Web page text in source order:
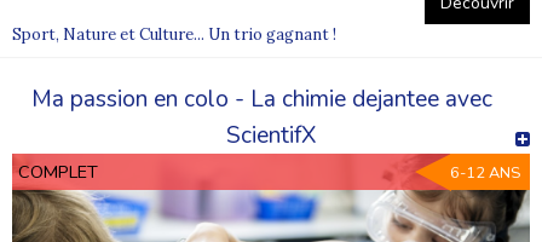
Sport, Nature et Culture... Un trio gagnant !
Ma passion en colo - La chimie dejantee avec
ScientifX
COMPLET 6-12 ANS